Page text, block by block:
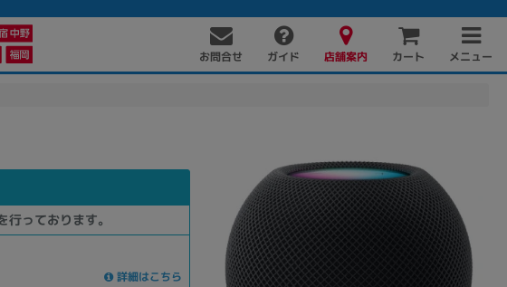
お問合せ ガイド 店舗案内 カート メニュー
っております。
詳細はこちら
PC周辺機器 PCパーツ ソフト